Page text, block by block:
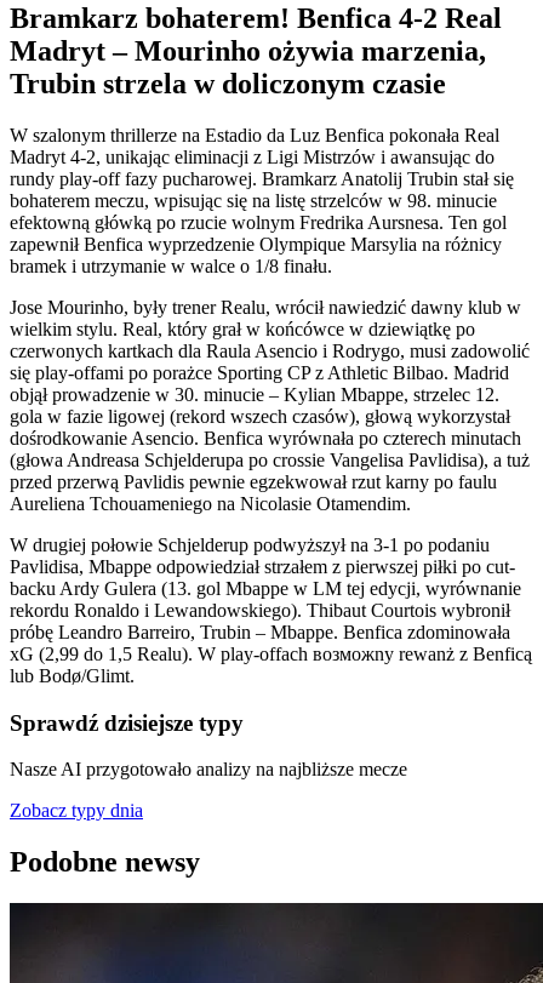
Bramkarz bohaterem! Benfica 4-2 Real
Madryt – Mourinho ożywia marzenia,
Trubin strzela w doliczonym czasie
W szalonym thrillerze na Estadio da Luz Benfica pokonała Real
Madryt 4-2, unikając eliminacji z Ligi Mistrzów i awansując do
rundy play-off fazy pucharowej. Bramkarz Anatolij Trubin stał się
bohaterem meczu, wpisując się na listę strzelców w 98. minucie
efektowną główką po rzucie wolnym Fredrika Aursnesa. Ten gol
zapewnił Benfica wyprzedzenie Olympique Marsylia na różnicy
bramek i utrzymanie w walce o 1/8 finału.
Jose Mourinho, były trener Realu, wrócił nawiedzić dawny klub w
wielkim stylu. Real, który grał w końcówce w dziewiątkę po
czerwonych kartkach dla Raula Asencio i Rodrygo, musi zadowolić
się play-offami po porażce Sporting CP z Athletic Bilbao. Madrid
objął prowadzenie w 30. minucie – Kylian Mbappe, strzelec 12.
gola w fazie ligowej (rekord wszech czasów), głową wykorzystał
dośrodkowanie Asencio. Benfica wyrównała po czterech minutach
(głowa Andreasa Schjelderupa po crossie Vangelisa Pavlidisa), a tuż
przed przerwą Pavlidis pewnie egzekwował rzut karny po faulu
Aureliena Tchouameniego na Nicolasie Otamendim.
W drugiej połowie Schjelderup podwyższył na 3-1 po podaniu
Pavlidisa, Mbappe odpowiedział strzałem z pierwszej piłki po cut-
backu Ardy Gulera (13. gol Mbappe w LM tej edycji, wyrównanie
rekordu Ronaldo i Lewandowskiego). Thibaut Courtois wybronił
próbę Leandro Barreiro, Trubin – Mbappe. Benfica zdominowała
xG (2,99 do 1,5 Realu). W play-offach возможny rewanż z Benficą
lub Bodø/Glimt.
Sprawdź dzisiejsze typy
Nasze AI przygotowało analizy na najbliższe mecze
Zobacz typy dnia
Podobne newsy